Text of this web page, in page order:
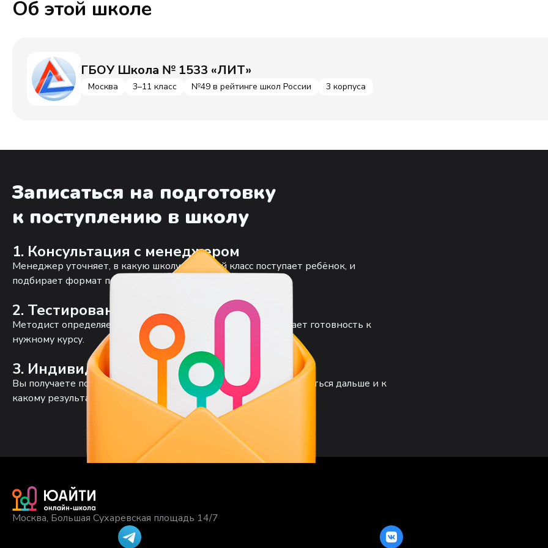
Об этой школе
ГБОУ Школа № 1533 «ЛИТ»
Москва 3–11 класс №49 в рейтинге школ России 3 корпуса
Записаться на подготовку
к поступлению в школу
1. Консультация с менеджером
Менеджер уточняет, в какую школу и в какой класс поступает ребёнок, и
подбирает формат подготовки.
2. Тестирование с методистом
Методист определяет уровень, находит пробелы и оценивает готовность к
нужному курсу.
3. Индивидуальный учебный план
Вы получаете понятные рекомендации: с чего начать, как двигаться дальше и к
какому результату придём.
Москва, Большая Сухаревская площадь 14/7